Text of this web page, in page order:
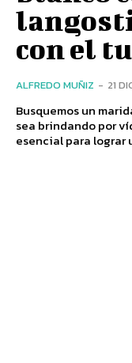
con el
ALFREDO MUÑIZ - 21
Busquemos un
sea brindando por
esencial para lograr